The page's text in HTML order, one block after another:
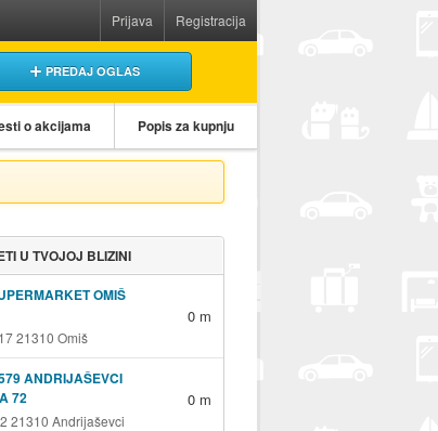
Prijava Registracija
PREDAJ OGLAS
o akcijama Popis za kupnju
U TVOJOJ BLIZINI
OMIŠ
21310 Omiš
0 m
ANDRIJAŠEVCI
72
21310 Andrijaševci
0 m